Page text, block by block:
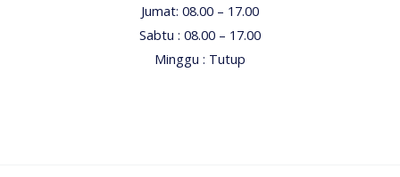
Jumat: 08.00 – 17.00
Sabtu : 08.00 – 17.00
Minggu : Tutup